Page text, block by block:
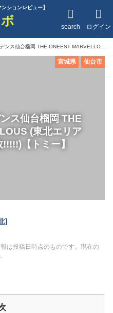
ションレビュー】
ログイン
search
ス仙台榴岡 THE
(東北エリア
【トミー】
仙台市
宮城県
]
は投稿日時点のものです。現在の